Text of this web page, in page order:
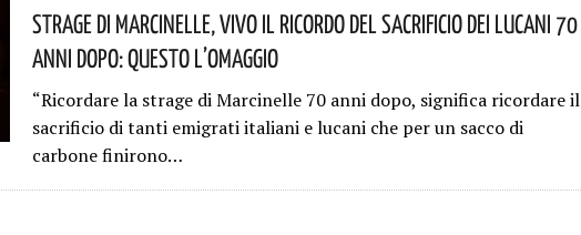
Strage Di Marcinelle, Vivo Il Ricordo Del Sacrificio Dei Lucani 70
Anni Dopo: Questo L’omaggio
“Ricordare la strage di Marcinelle 70 anni dopo, significa ricordare il
sacrificio di tanti emigrati italiani e lucani che per un sacco di
carbone finirono…